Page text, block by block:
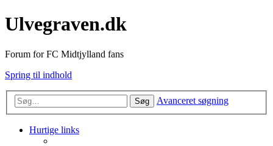
Ulvegraven.dk
Forum for FC Midtjylland fans
Spring til indhold
Søg Avanceret søgning
Hurtige links